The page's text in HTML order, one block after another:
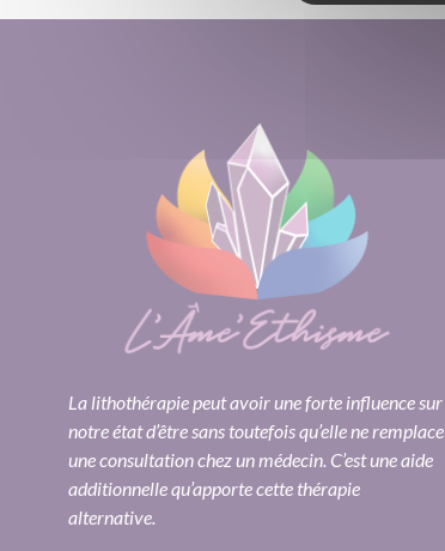
La lithothérapie peut avoir une forte influence sur
notre état d’être sans toutefois qu’elle ne remplace
une consultation chez un médecin. C’est une aide
additionnelle qu’apporte cette thérapie
alternative.